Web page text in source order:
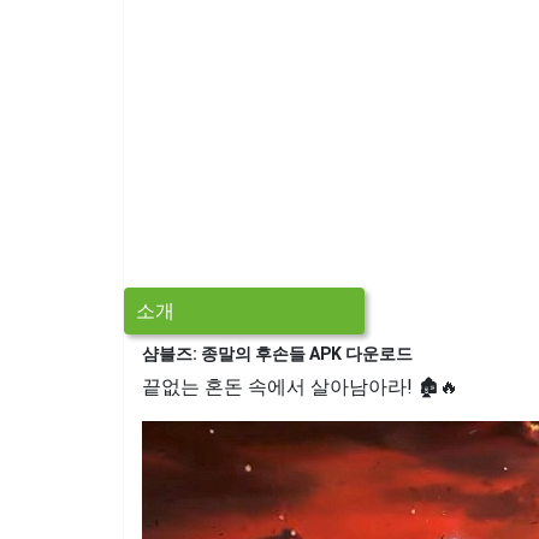
소개
샴블즈: 종말의 후손들 APK 다운로드
끝없는 혼돈 속에서 살아남아라! 🏚️🔥